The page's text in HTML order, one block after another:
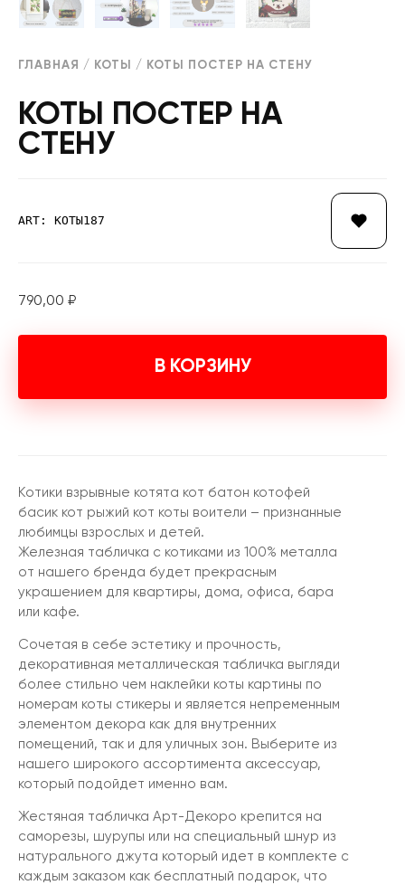
ГЛАВНАЯ / КОТЫ / КОТЫ ПОСТЕР НА СТЕНУ
КОТЫ ПОСТЕР НА
СТЕНУ
ART: КОТЫ187
790,00 ₽
В КОРЗИНУ
Котики взрывные котята кот батон котофей
басик кот рыжий кот коты воители – признанные
любимцы взрослых и детей.
Железная табличка с котиками из 100% металла
от нашего бренда будет прекрасным
украшением для квартиры, дома, офиса, бара
или кафе.
Сочетая в себе эстетику и прочность,
декоративная металлическая табличка выгляди
более стильно чем наклейки коты картины по
номерам коты стикеры и является непременным
элементом декора как для внутренних
помещений, так и для уличных зон. Выберите из
нашего широкого ассортимента аксессуар,
который подойдет именно вам.
Жестяная табличка Арт-Декоро крепится на
саморезы, шурупы или на специальный шнур из
натурального джута который идет в комплекте с
каждым заказом как бесплатный подарок, что